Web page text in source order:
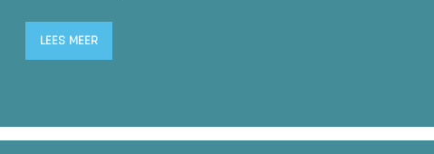
LEES MEER